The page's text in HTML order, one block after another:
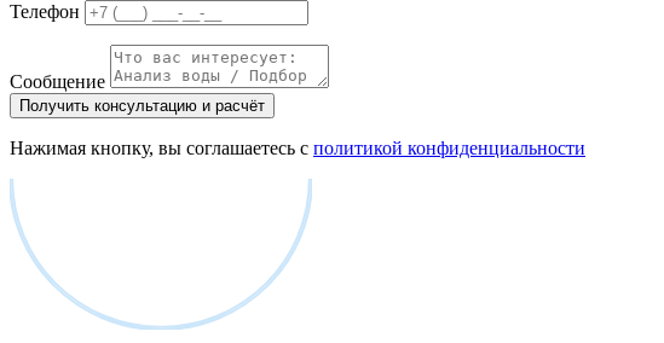
Телефон
Сообщение
Получить консультацию и расчёт
Нажимая кнопку, вы соглашаетесь с политикой конфиденциальности